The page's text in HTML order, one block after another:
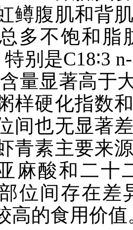
鳟腹肌和背
多不饱和脂
别是C18∶3
量显著高于
样硬化指数
间也无显著
青素主要来
麻酸和二十
位间存在差
高的食用价值